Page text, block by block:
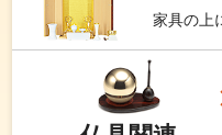
家具の上